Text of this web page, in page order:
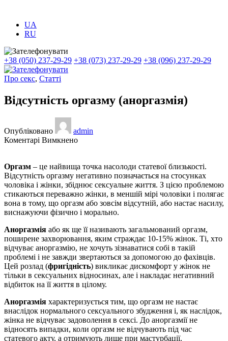
UA
RU
+38 (050) 237-29-29 +38 (073) 237-29-29 +38 (096) 237-29-29
Про секс, Статті
Відсутність оргазму (аноргазмія)
Опубліковано
admin
Коментарі Вимкненодо
(аноргазмія)
Оргазм – це найвища точка насолоди статевої близькості.
Відсутність оргазму негативно позначається на стосунках
чоловіка і жінки, збіднює сексуальне життя. З цією проблемою
стикаються переважно жінки, в меншій мірі чоловіки і полягає
вона в тому, що оргазм або зовсім відсутній, або настає насилу,
виснажуючи фізично і морально.
Аноргазмія або як ще її називають загальмований оргазм,
поширене захворювання, яким страждає 10-15% жінок. Ті, хто
відчуває аноргазмію, не хочуть зізнаватися собі в такій
проблемі і не завжди звертаються за допомогою до фахівців.
Цей розлад (фригідність) викликає дискомфорт у жінок не
тільки в сексуальних відносинах, але і накладає негативний
відбиток на її життя в цілому.
Аноргазмія характеризується тим, що оргазм не настає
внаслідок нормального сексуального збудження і, як наслідок,
жінка не відчуває задоволення в сексі. До аноргазмії не
відносять випадки, коли оргазм не відчувають під час
статевого акту, а отримують лише при мастурбації.